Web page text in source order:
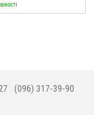
(096) 317-39-90